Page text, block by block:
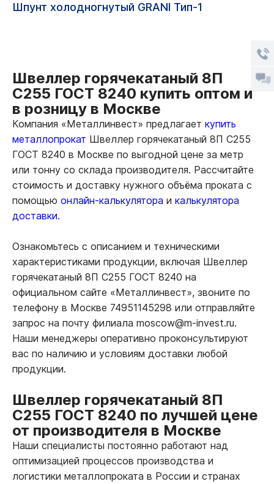
Шпунт холодногнутый GRANI Тип-1
Швеллер горячекатаный 8П
С255 ГОСТ 8240 купить оптом и
в розницу в Москве
Компания «Металлинвест» предлагает купить
металлопрокат Швеллер горячекатаный 8П С255
ГОСТ 8240 в Москве по выгодной цене за метр
или тонну со склада производителя. Рассчитайте
стоимость и доставку нужного объёма проката с
помощью онлайн-калькулятора и калькулятора
доставки.
Ознакомьтесь с описанием и техническими
характеристиками продукции, включая Швеллер
горячекатаный 8П С255 ГОСТ 8240 на
официальном сайте «Металлинвест», звоните по
телефону в Москве 74951145298 или отправляйте
запрос на почту филиала moscow@m-invest.ru.
Наши менеджеры оперативно проконсультируют
вас по наличию и условиям доставки любой
продукции.
Швеллер горячекатаный 8П
С255 ГОСТ 8240 по лучшей цене
от производителя в Москве
Наши специалисты постоянно работают над
оптимизацией процессов производства и
логистики металлопроката в России и странах